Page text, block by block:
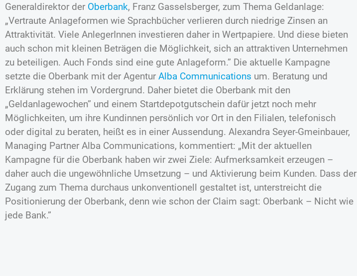
Generaldirektor der Oberbank, Franz Gasselsberger, zum Thema Geldanlage:
„Vertraute Anlageformen wie Sprachbücher verlieren durch niedrige Zinsen an
Attraktivität. Viele AnlegerInnen investieren daher in Wertpapiere. Und diese bieten
auch schon mit kleinen Beträgen die Möglichkeit, sich an attraktiven Unternehmen
zu beteiligen. Auch Fonds sind eine gute Anlageform.” Die aktuelle Kampagne
setzte die Oberbank mit der Agentur Alba Communications um. Beratung und
Erklärung stehen im Vordergrund. Daher bietet die Oberbank mit den
„Geldanlagewochen” und einem Startdepotgutschein dafür jetzt noch mehr
Möglichkeiten, um ihre Kundinnen persönlich vor Ort in den Filialen, telefonisch
oder digital zu beraten, heißt es in einer Aussendung. Alexandra Seyer-Gmeinbauer,
Managing Partner Alba Communications, kommentiert: „Mit der aktuellen
Kampagne für die Oberbank haben wir zwei Ziele: Aufmerksamkeit erzeugen –
daher auch die ungewöhnliche Umsetzung – und Aktivierung beim Kunden. Dass der
Zugang zum Thema durchaus unkonventionell gestaltet ist, unterstreicht die
Positionierung der Oberbank, denn wie schon der Claim sagt: Oberbank – Nicht wie
jede Bank.”